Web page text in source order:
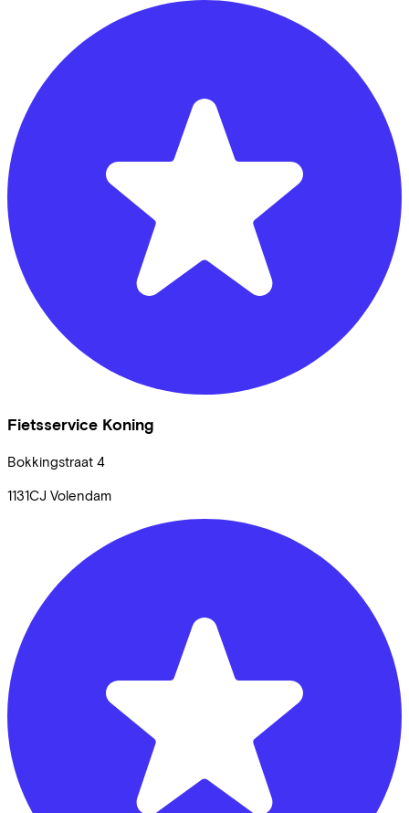
Fietsservice Koning
Bokkingstraat 4
1131CJ Volendam